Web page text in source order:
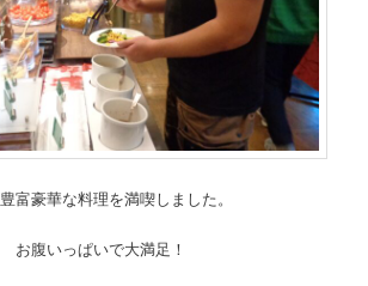
富豪華な料理を満喫しました。
お腹いっぱいで大満足！